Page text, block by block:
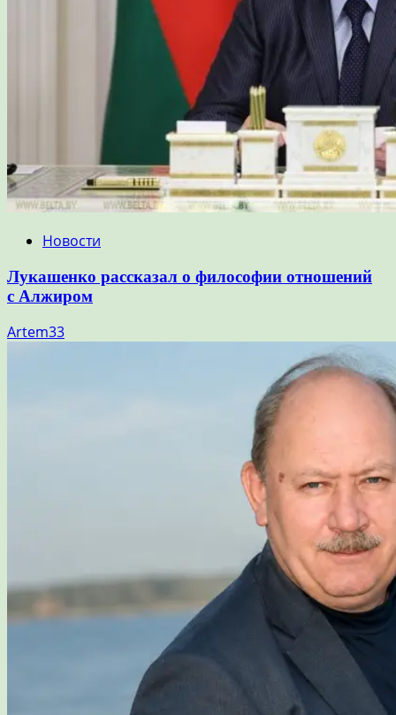
Новости
Лукашенко рассказал о философии отношений
с Алжиром
Artem33